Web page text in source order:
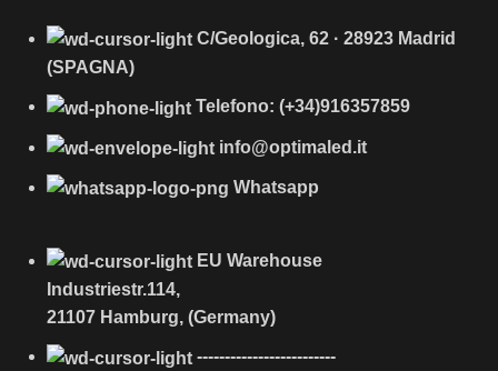
C/Geologica, 62 · 28923 Madrid
(SPAGNA)
Telefono: (+34)916357859
info@optimaled.it
Whatsapp
EU Warehouse
Industriestr.114,
21107 Hamburg, (Germany)
-------------------------